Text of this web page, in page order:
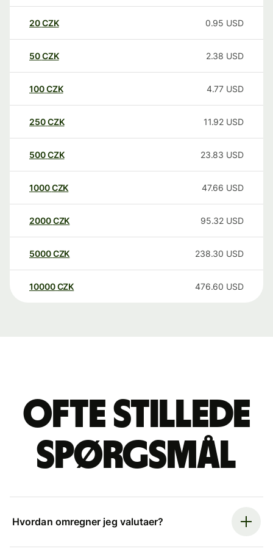
20CZK 0.95 USD
50CZK 2.38 USD
100CZK 4.77 USD
250CZK 11.92 USD
500CZK 23.83 USD
1000CZK 47.66 USD
2000CZK 95.32 USD
5000CZK 238.30 USD
10000 CZK 476.60 USD
Ofte stillede
spørgsmål
Hvordan omregner jeg valutaer?